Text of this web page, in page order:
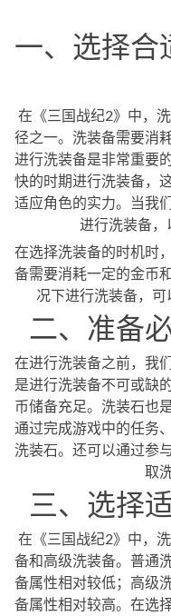
一、选择合
在《三国战纪2》中，
径之一。洗装备需要消
进行洗装备是非常重要
快的时期进行洗装备，
适应角色的实力。当我
进行洗装备，
在选择洗装备的时机时
备需要消耗一定的金币
况下进行洗装备，可
二、准备
在进行洗装备之前，我
是进行洗装备不可或缺
币储备充足。洗装石也
通过完成游戏中的任务
洗装石。还可以通过参
取
三、选择
在《三国战纪2》中，
备和高级洗装备。普通
备属性相对较低；高级
备属性相对较高。在选